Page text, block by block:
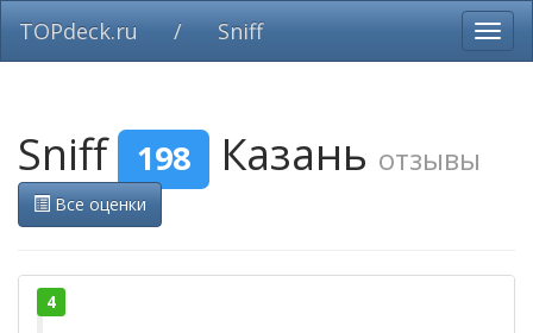
TOPdeck.ru / Sniff
Sniff 198 Казань отзывы
Все оценки
4